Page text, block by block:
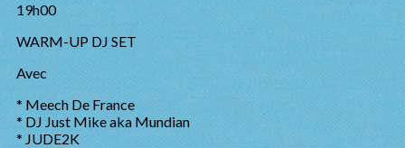
19h00
WARM-UP DJ SET
Avec
* Meech De France
* DJ Just Mike aka Mundian
* JUDE2K